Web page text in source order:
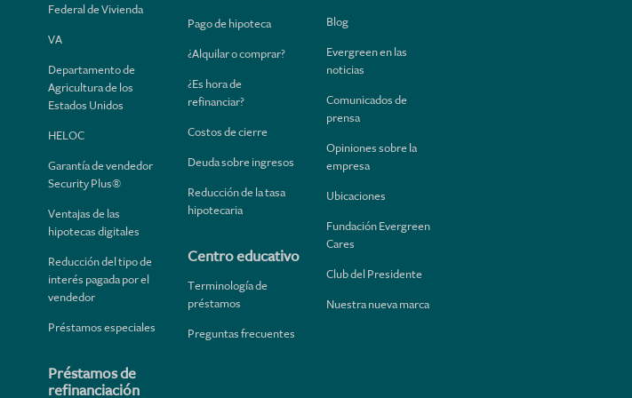
Federal de Vivienda
VA
Departamento de
Agricultura de los
Estados Unidos
HELOC
Garantía de vendedor
Security Plus®
Ventajas de las
hipotecas digitales
Reducción del tipo de
interés pagada por el
vendedor
Préstamos especiales
Préstamos de
refinanciación
Pago de hipoteca
¿Alquilar o comprar?
¿Es hora de
refinanciar?
Costos de cierre
Deuda sobre ingresos
Reducción de la tasa
hipotecaria
Centro educativo
Terminología de
préstamos
Preguntas frecuentes
Blog
Evergreen en las
noticias
Comunicados de
prensa
Opiniones sobre la
empresa
Ubicaciones
Fundación Evergreen
Cares
Club del Presidente
Nuestra nueva marca